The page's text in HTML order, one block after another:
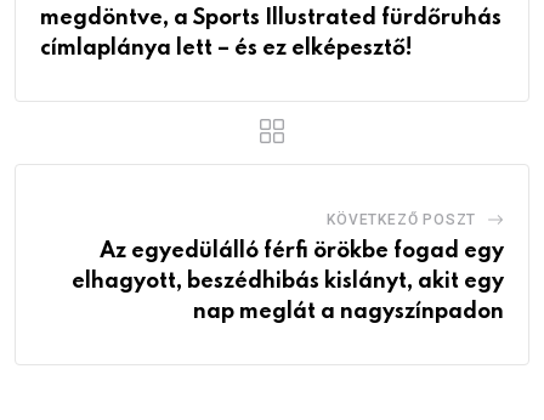
megdöntve, a Sports Illustrated fürdőruhás
címlaplánya lett – és ez elképesztő!
KÖVETKEZŐ POSZT
Az egyedülálló férfi örökbe fogad egy
elhagyott, beszédhibás kislányt, akit egy
nap meglát a nagyszínpadon